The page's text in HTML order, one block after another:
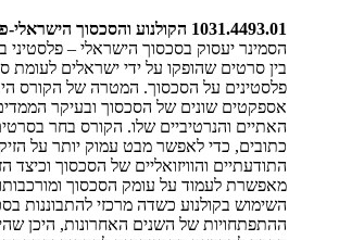
1031.4493.01 הקולנוע והסכסוך הישראלי-פלסטיני
הסמינר יעסוק בסכסוך הישראלי –
בין סרטים שהופקו על ידי ישראלים לעומת
פלסטינים על הסכסוך. המטרה של הקורס
אספקטים שונים של הסכסוך ובעיקר
האתיים והנרטיביים שלו. הקורס בחר
כתובים, כדי לאפשר מבט עמוק יותר על
התודעתיים והוויזואליים של הסכסוך וכיצד
מאפשרת לעמוד על עומק הסכסוך
השימוש בקולנוע כשדה מרכזי להתבוננות
ההתפתחויות של השנים האחרונות, היכן